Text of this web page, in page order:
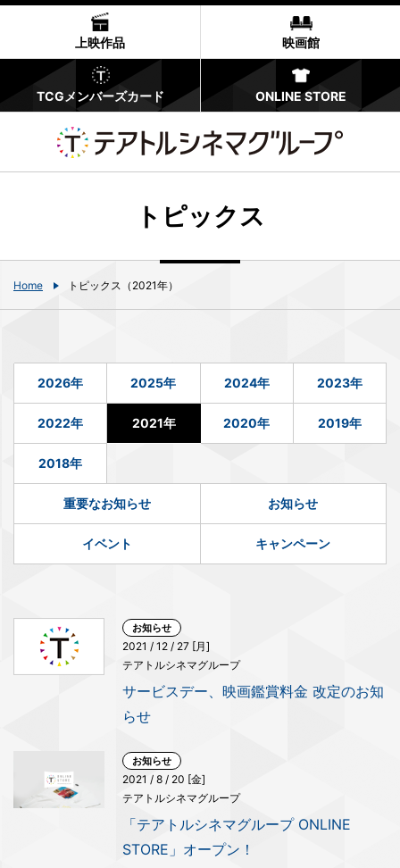
上映作品 映画館
TCGメンバーズカード ONLINE STORE
トピックス
Home トピックス（2021年）
2026年 2025年 2024年 2023年
2022年 2021年 2020年 2019年
2018年
重要なお知らせ お知らせ
イベント キャンペーン
お知らせ
2021 / 12 / 27 [月]
テアトルシネマグループ
サービスデー、映画鑑賞料金 改定のお知
らせ
お知らせ
2021 / 8 / 20 [金]
テアトルシネマグループ
「テアトルシネマグループ ONLINE
STORE」オープン！